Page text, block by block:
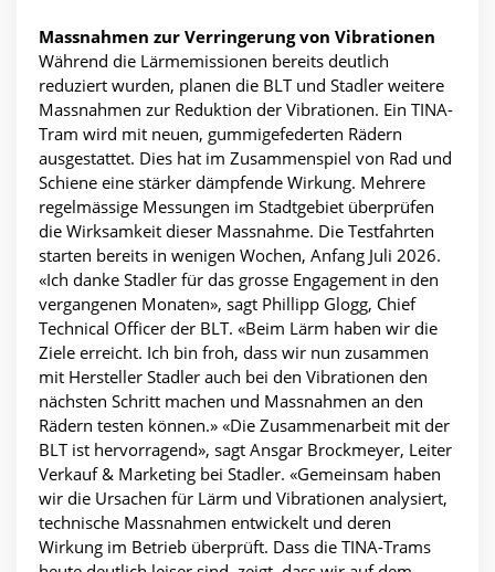
Massnahmen zur Verringerung von Vibrationen
Während die Lärmemissionen bereits deutlich
reduziert wurden, planen die BLT und Stadler weitere
Massnahmen zur Reduktion der Vibrationen. Ein TINA-
Tram wird mit neuen, gummigefederten Rädern
ausgestattet. Dies hat im Zusammenspiel von Rad und
Schiene eine stärker dämpfende Wirkung. Mehrere
regelmässige Messungen im Stadtgebiet überprüfen
die Wirksamkeit dieser Massnahme. Die Testfahrten
starten bereits in wenigen Wochen, Anfang Juli 2026.
«Ich danke Stadler für das grosse Engagement in den
vergangenen Monaten», sagt Phillipp Glogg, Chief
Technical Officer der BLT. «Beim Lärm haben wir die
Ziele erreicht. Ich bin froh, dass wir nun zusammen
mit Hersteller Stadler auch bei den Vibrationen den
nächsten Schritt machen und Massnahmen an den
Rädern testen können.» «Die Zusammenarbeit mit der
BLT ist hervorragend», sagt Ansgar Brockmeyer, Leiter
Verkauf & Marketing bei Stadler. «Gemeinsam haben
wir die Ursachen für Lärm und Vibrationen analysiert,
technische Massnahmen entwickelt und deren
Wirkung im Betrieb überprüft. Dass die TINA-Trams